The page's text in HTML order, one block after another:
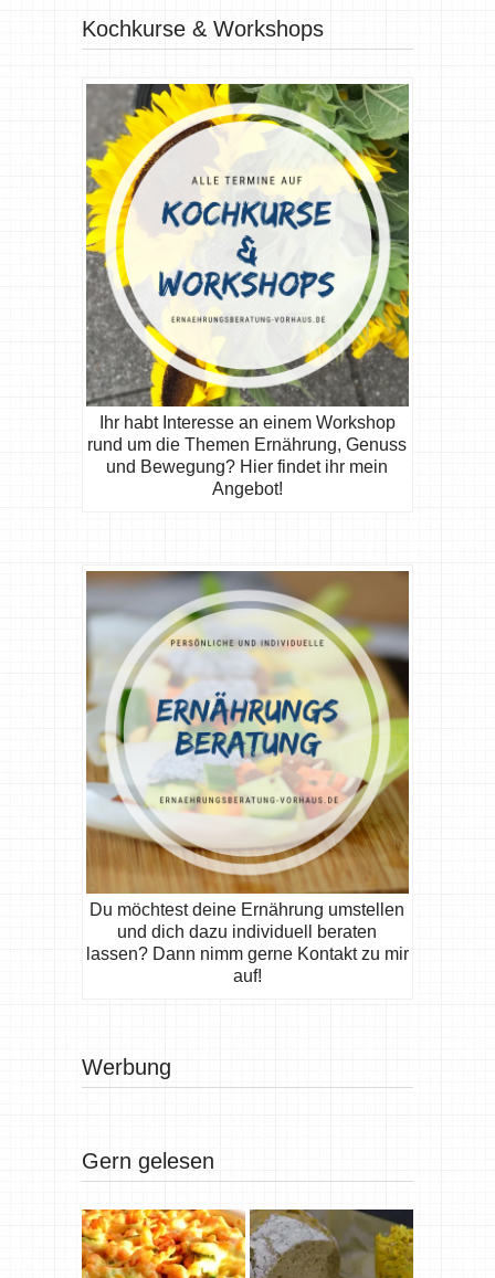
Kochkurse & Workshops
Ihr habt Interesse an einem Workshop
rund um die Themen Ernährung, Genuss
und Bewegung? Hier findet ihr mein
Angebot!
Du möchtest deine Ernährung umstellen
und dich dazu individuell beraten
lassen? Dann nimm gerne Kontakt zu mir
auf!
Werbung
Gern gelesen